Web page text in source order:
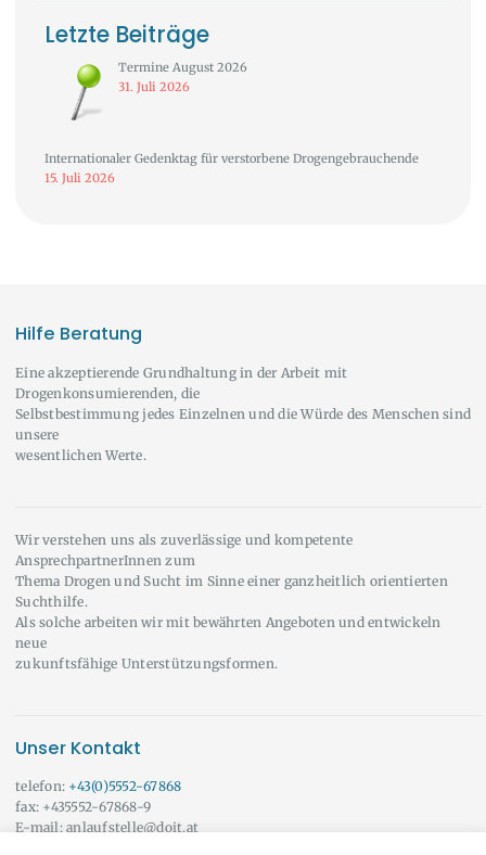
Letzte Beiträge
Termine August 2026
31. Juli 2026
Internationaler Gedenktag für verstorbene Drogengebrauchende
15. Juli 2026
Hilfe Beratung
Eine akzeptierende Grundhaltung in der Arbeit mit
Drogenkonsumierenden, die
Selbstbestimmung jedes Einzelnen und die Würde des Menschen sind
unsere
wesentlichen Werte.
Wir verstehen uns als zuverlässige und kompetente
AnsprechpartnerInnen zum
Thema Drogen und Sucht im Sinne einer ganzheitlich orientierten
Suchthilfe.
Als solche arbeiten wir mit bewährten Angeboten und entwickeln
neue
zukunftsfähige Unterstützungsformen.
Unser Kontakt
telefon: +43(0)5552-67868
fax: +435552-67868-9
E-mail: anlaufstelle@doit.at